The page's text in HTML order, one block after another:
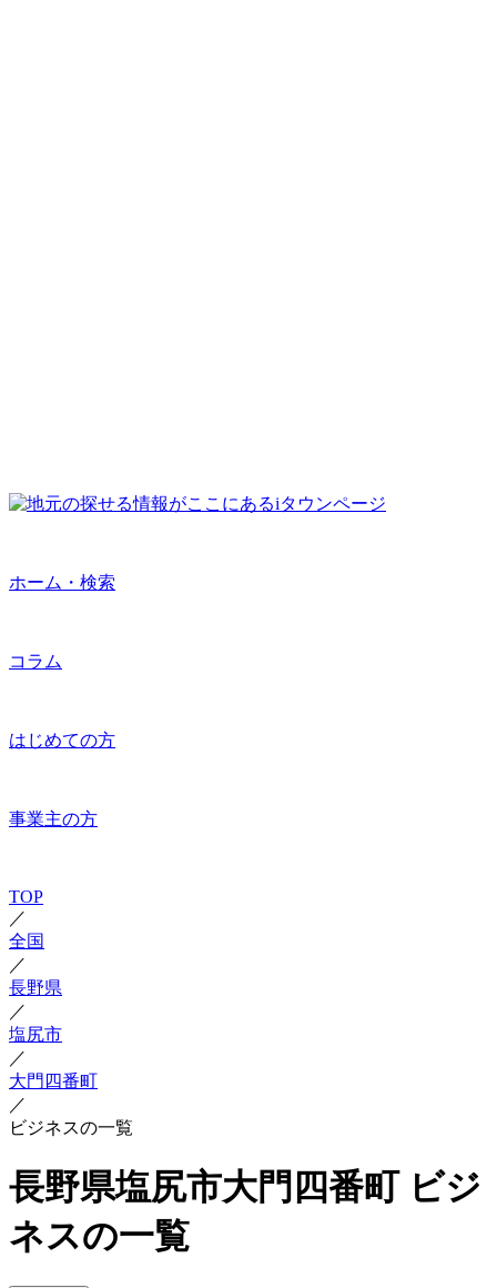
ホーム・検索
コラム
はじめての方
事業主の方
TOP
／
全国
／
長野県
／
塩尻市
／
大門四番町
／
ビジネスの一覧
長野県塩尻市大門四番町 ビジ
ネスの一覧